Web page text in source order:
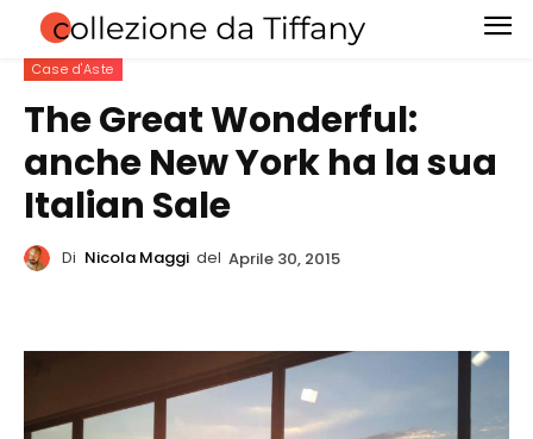
Case d'Aste
The Great Wonderful:
anche New York ha la sua
Italian Sale
Di Nicola Maggi del Aprile 30, 2015